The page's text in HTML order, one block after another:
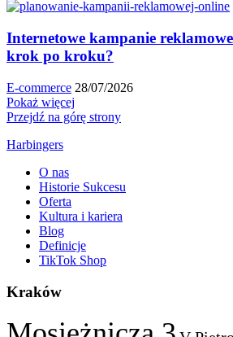
Internetowe kampanie
krok po kroku?
E-commerce 28/07/2026
Pokaż więcej
Przejdź na górę strony
Harbingers
O nas
Historie Sukcesu
Oferta
Kultura i kariera
Blog
Definicje
TikTok Shop
Kraków